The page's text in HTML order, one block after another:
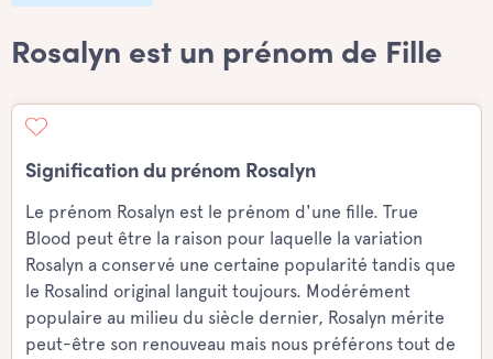
Rosalyn est un prénom de Fille
Signification du prénom Rosalyn
Le prénom Rosalyn est le prénom d'une fille. True
Blood peut être la raison pour laquelle la variation
Rosalyn a conservé une certaine popularité tandis que
le Rosalind original languit toujours. Modérément
populaire au milieu du siècle dernier, Rosalyn mérite
peut-être son renouveau mais nous préférons tout de